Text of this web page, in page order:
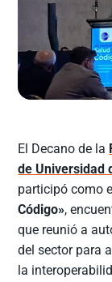
El Decano de la
de Universidad
participó como
Código»,
que reunió a
del sector para
la